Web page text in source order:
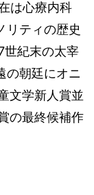
は心療内科
リティの歴史
世紀末の太宰
の朝廷にオニ
文学新人賞並
の最終候補作